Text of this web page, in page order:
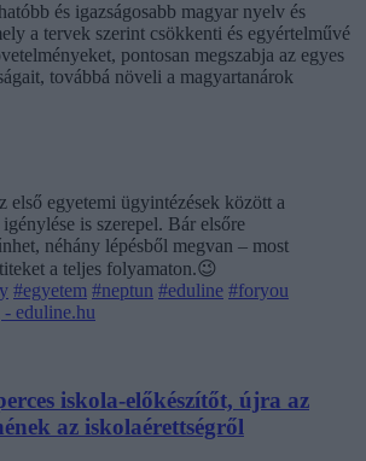
és igazságosabb magyar nyelv és
a tervek szerint csökkenti és egyértelművé
pontosan megszabja az egyes
továbbá növeli a magyartanárok
első egyetemi ügyintézések között a
is szerepel. Bár elsőre
néhány lépésből megvan – most
a teljes folyamaton.😉
#egyetem #neptun #eduline #foryou
eduline.hu
iskola-előkészítőt, újra az
az iskolaérettségről